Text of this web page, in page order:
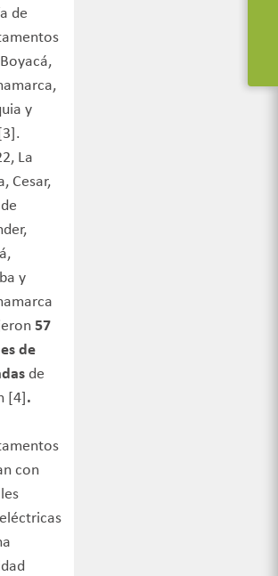
de
y
La
Cesar,
y
57
de
de
[4] .
con